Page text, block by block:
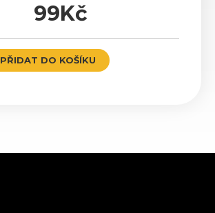
99Kč
PŘIDAT DO KOŠÍKU